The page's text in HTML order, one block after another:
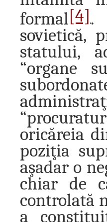
formal[4].
sovietică,
statului,
“organe
oricăreia
poziţia
aşadar o
chiar de
controlată
a